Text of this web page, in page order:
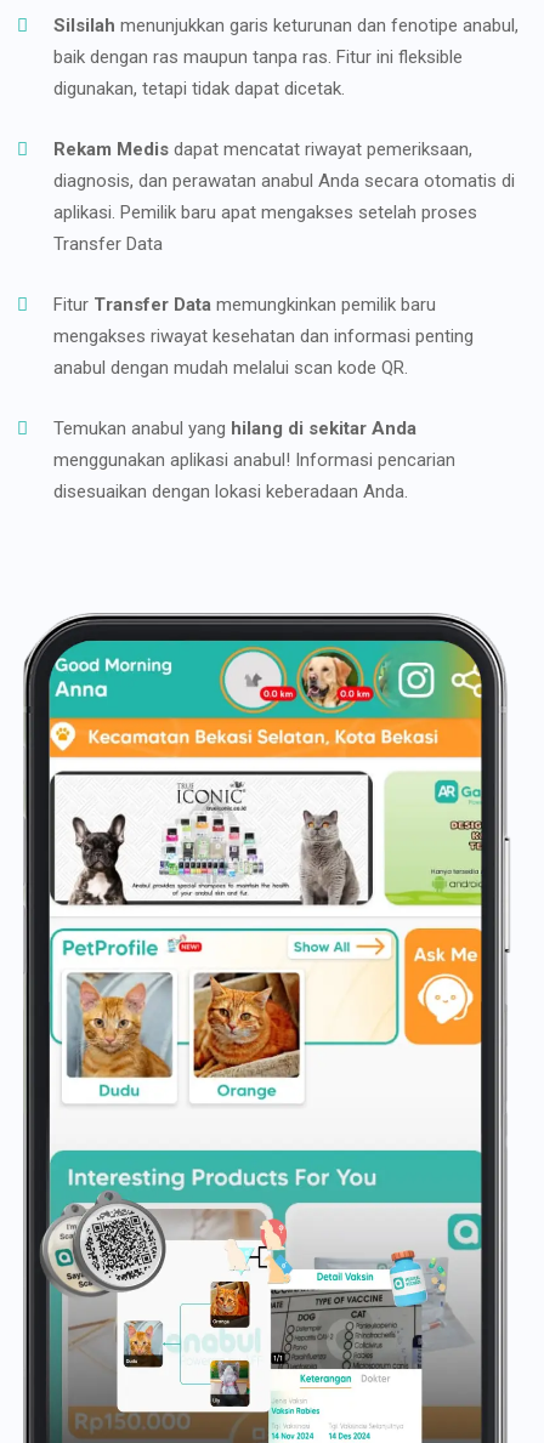
Silsilah menunjukkan garis keturunan dan fenotipe anabul,
baik dengan ras maupun tanpa ras. Fitur ini fleksible
digunakan, tetapi tidak dapat dicetak.
Rekam Medis dapat mencatat riwayat pemeriksaan,
diagnosis, dan perawatan anabul Anda secara otomatis di
aplikasi. Pemilik baru apat mengakses setelah proses
Transfer Data
Fitur Transfer Data memungkinkan pemilik baru
mengakses riwayat kesehatan dan informasi penting
anabul dengan mudah melalui scan kode QR.
Temukan anabul yang hilang di sekitar Anda
menggunakan aplikasi anabul! Informasi pencarian
disesuaikan dengan lokasi keberadaan Anda.